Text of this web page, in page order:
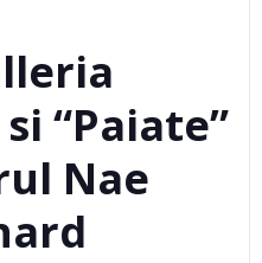
“Paiate”
Nae